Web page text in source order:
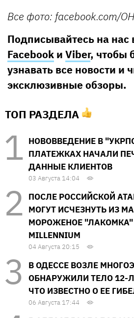
Все фото: facebook.com/
Подписывайтесь на нас
Facebook и Viber, чтобы
узнавать все новости и
эксклюзивные обзоры.
ТОП РАЗДЕЛА
НОВОВВЕДЕНИЕ В
ПЛАТЕЖКАХ НАЧАЛИ
ДАННЫЕ КЛИЕНТОВ
03 Августа 14:04
ПОСЛЕ РОССИЙСКОЙ
МОГУТ ИСЧЕЗНУТЬ ИЗ
МОРОЖЕНОЕ
MILLENNIUM
04 Августа 20:15
В ОДЕССЕ ВОЗЛЕ
ОБНАРУЖИЛИ ТЕЛО 12-
ЧТО ИЗВЕСТНО О ЕЕ
06 Августа 17:44